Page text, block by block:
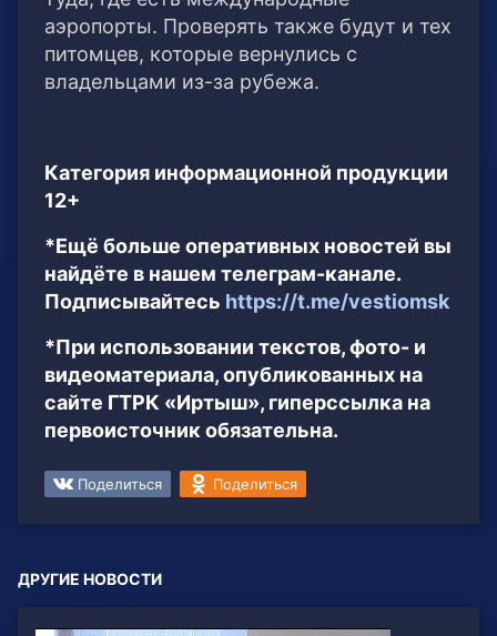
аэропорты. Проверять также будут и тех
питомцев, которые вернулись с
владельцами из-за рубежа.
Категория информационной продукции
12+
*Ещё больше оперативных новостей вы
найдёте в нашем телеграм-канале.
Подписывайтесь https://t.me/vestiomsk
*При использовании текстов, фото- и
видеоматериала, опубликованных на
сайте ГТРК «Иртыш», гиперссылка на
первоисточник обязательна.
Поделиться Поделиться
ДРУГИЕ НОВОСТИ